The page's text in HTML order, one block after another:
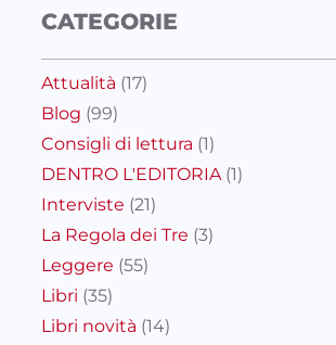
CATEGORIE
Attualità (17)
Blog (99)
Consigli di lettura (1)
DENTRO L'EDITORIA(1)
Interviste (21)
La Regola dei Tre (3)
Leggere (55)
Libri (35)
Libri novità (14)